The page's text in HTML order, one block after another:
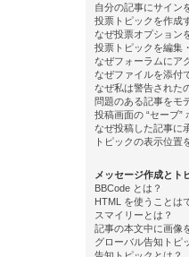
自分の記事にサイン
投票トピックを作成
なぜ投票オプション
投票トピックを編集
なぜフォーラムにア
なぜファイルを添付
なぜ私は警告された
問題のある記事をモ
投稿画面の “セーブ”
なぜ投稿した記事に
トピックの表示位置
メッセージ作成とト
BBCode とは？
HTML を使うことは
スマイリーとは？
記事の本文中に画像
グローバル告知トピ
告知トピックとは？